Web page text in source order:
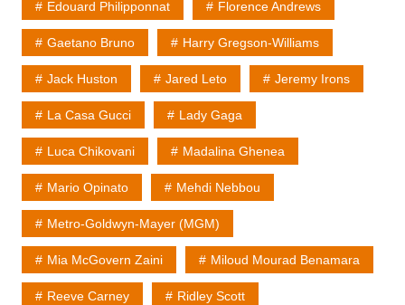
Edouard Philipponnat Florence Andrews
Gaetano Bruno Harry Gregson-Williams
Jack Huston Jared Leto Jeremy Irons
La Casa Gucci Lady Gaga
Luca Chikovani Madalina Ghenea
Mario Opinato Mehdi Nebbou
Metro-Goldwyn-Mayer (MGM)
Mia McGovern Zaini Miloud Mourad Benamara
Reeve Carney Ridley Scott